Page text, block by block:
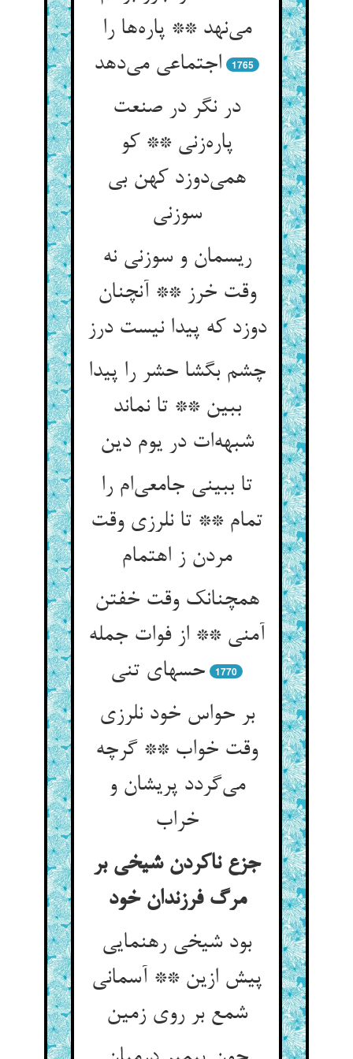
می‌نهد ** پاره‌ها را
اجتماعی می‌دهد
1765
در نگر در صنعت
پاره‌زنی ** کو
همی‌دوزد کهن بی
سوزنی
ریسمان و سوزنی نه
وقت خرز ** آنچنان
دوزد که پیدا نیست درز
چشم بگشا حشر را پیدا
ببین ** تا نماند
شبهه‌ات در یوم دین
تا ببینی جامعی‌ام را
تمام ** تا نلرزی وقت
مردن ز اهتمام
همچنانک وقت خفتن
آمنی ** از فوات جمله
حسهای تنی
1770
بر حواس خود نلرزی
وقت خواب ** گرچه
می‌گردد پریشان و
خراب
جزع ناکردن شیخی بر
مرگ فرزندان خود
بود شیخی رهنمایی
پیش ازین ** آسمانی
شمع بر روی زمین